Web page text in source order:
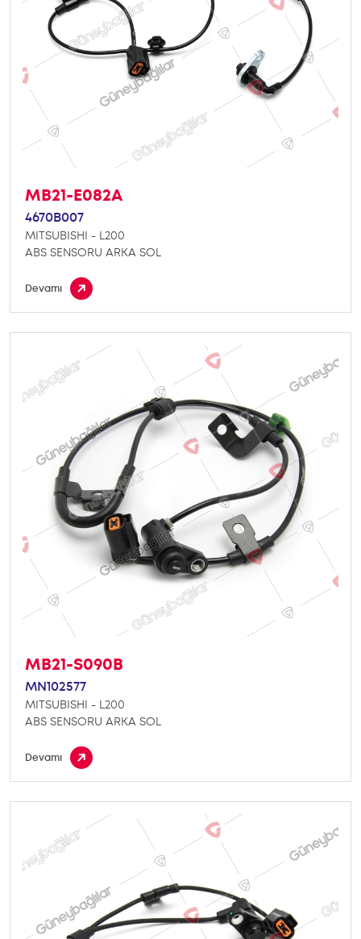
MB21-E082A
4670B007
MITSUBISHI - L200
ABS SENSORU ARKA SOL
Devamı
MB21-S090B
MN102577
MITSUBISHI - L200
ABS SENSORU ARKA SOL
Devamı